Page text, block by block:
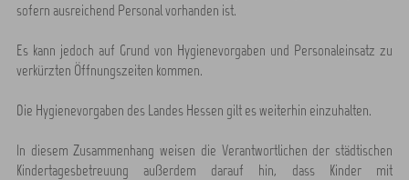
sofern ausreichend Personal vorhanden ist.
Es kann jedoch auf Grund von Hygienevorgaben und Personaleinsatz zu
verkürzten Öffnungszeiten kommen.
Die Hygienevorgaben des Landes Hessen gilt es weiterhin einzuhalten.
In diesem Zusammenhang weisen die Verantwortlichen der städtischen
Kindertagesbetreuung außerdem darauf hin, dass Kinder mit